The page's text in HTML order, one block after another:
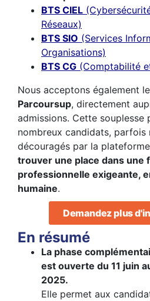
BTS CIEL
Réseaux)
BTS SIO (Services
Organisations)
BTS CG (Comptabilité
Nous acceptons également
Parcoursup, directement
admissions. Cette souplesse
nombreux candidats, parfois
découragés par la
trouver une place dans une
professionnelle exigeante,
humaine.
Demandez plus
En résumé
La phase
est ouverte du 11 juin
2025.
Elle permet aux